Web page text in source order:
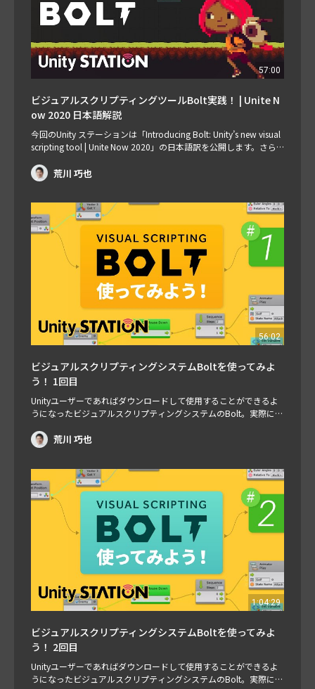
57:00
ビジュアルスクリプティングツールBolt実践！ | Unite N
ow 2020 日本語解説
今回のUnity ステーションは「Introducing Bolt: Unity’s new visual
scripting tool | Unite Now 2020」の日本語訳を公開します。さら
トの解説を行います。これでBoltを使うため基本的な機能について
学ぶことができるでしょう。お楽しみに！ ※日本語吹替版プレ
荒川 巧也
56:02
ビジュアルスクリプティングシステムBoltを使ってみよ
う！ 1回目
Unityユーザーであればダウンロードして使用することができるよ
うになったビジュアルスクリプティングシステムのBolt。実際にR
担当：荒川巧也
荒川 巧也
1:04:29
ビジュアルスクリプティングシステムBoltを使ってみよ
う！ 2回目
Unityユーザーであればダウンロードして使用することができるよ
うになったビジュアルスクリプティングシステムのBolt。実際にR